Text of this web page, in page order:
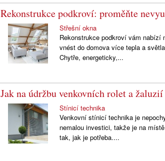
Rekonstrukce podkroví: proměňte
Střešní okna
Rekonstrukce podkroví vám
vnést do domova více tepla a
Chytře, energeticky,...
Jak na údržbu venkovních rolet a žaluzií
Stínicí technika
Venkovní stínicí technika je
nemalou investici, takže je na
tak, jak je potřeba....